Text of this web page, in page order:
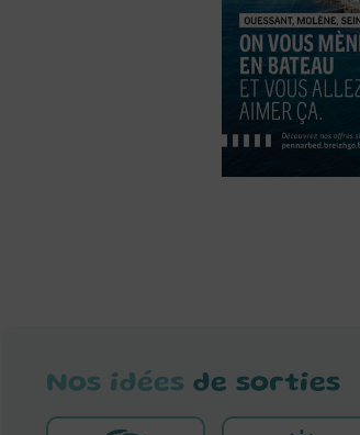
Nos idées de sorties